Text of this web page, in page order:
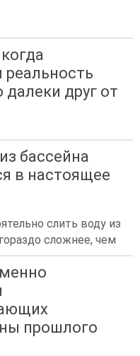
далеки друг от
бассейна
в настоящее
слить воду из
сложнее, чем
прошлого